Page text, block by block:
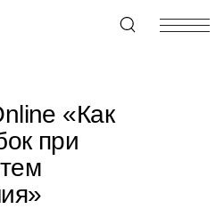
+7 (495) 967-80-80
«Как
при